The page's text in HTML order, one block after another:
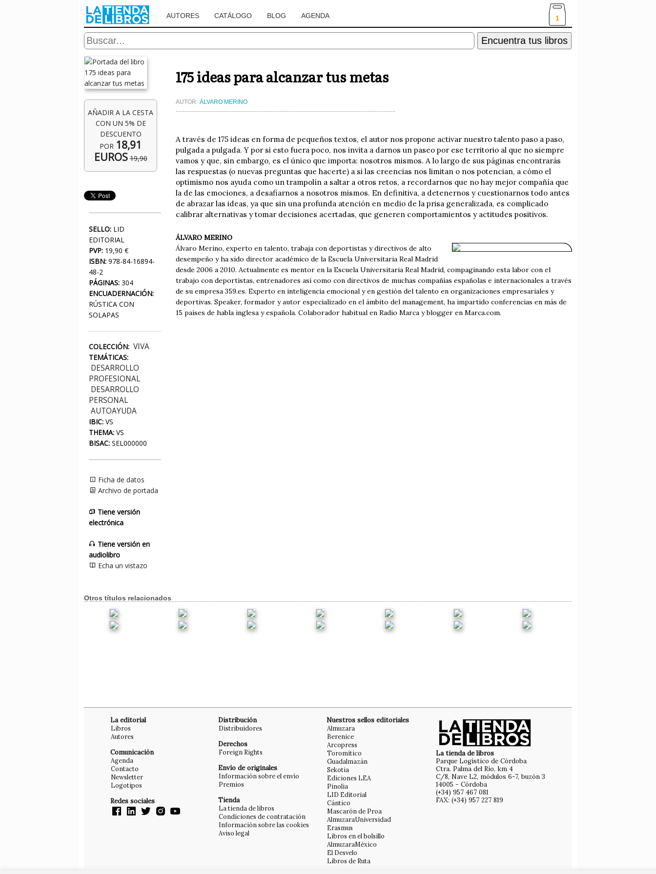
AUTORES CATÁLOGO BLOG AGENDA 1
Encuentra tus libros
AÑADIR A LA CESTA
CON UN 5% DE
DESCUENTO
POR 18,91
EUROS 19,90
SELLO: LID
EDITORIAL
PVP: 19,90 €
ISBN: 978-84-16894-
48-2
PÁGINAS: 304
ENCUADERNACIÓN:
RÚSTICA CON
SOLAPAS
COLECCIÓN: VIVA
TEMÁTICAS:
DESARROLLO
PROFESIONAL
DESARROLLO
PERSONAL
AUTOAYUDA
IBIC: VS
THEMA: VS
BISAC: SEL000000
Ficha de datos
Archivo de portada
Tiene versión
electrónica
Tiene versión en
audiolibro
Echa un vistazo
175 ideas para alcanzar tus metas
AUTOR: ÁLVARO MERINO
A través de 175 ideas en forma de pequeños textos, el autor nos propone activar nuestro talento paso a paso,
pulgada a pulgada. Y por si esto fuera poco, nos invita a darnos un paseo por ese territorio al que no siempre
vamos y que, sin embargo, es el único que importa: nosotros mismos. A lo largo de sus páginas encontrarás
las respuestas (o nuevas preguntas que hacerte) a si las creencias nos limitan o nos potencian, a cómo el
optimismo nos ayuda como un trampolín a saltar a otros retos, a recordarnos que no hay mejor compañía que
la de las emociones, a desafiarnos a nosotros mismos. En definitiva, a detenernos y cuestionarnos todo antes
de abrazar las ideas, ya que sin una profunda atención en medio de la prisa generalizada, es complicado
calibrar alternativas y tomar decisiones acertadas, que generen comportamientos y actitudes positivos.
ÁLVARO MERINO
Álvaro Merino, experto en talento, trabaja con deportistas y directivos de alto
desempeño y ha sido director académico de la Escuela Universitaria Real Madrid
desde 2006 a 2010. Actualmente es mentor en la Escuela Universitaria Real Madrid, compaginando esta labor con el
trabajo con deportistas, entrenadores así como con directivos de muchas compañías españolas e internacionales a través
de su empresa 359.es. Experto en inteligencia emocional y en gestión del talento en organizaciones empresariales y
deportivas. Speaker, formador y autor especializado en el ámbito del management, ha impartido conferencias en más de
15 países de habla inglesa y española. Colaborador habitual en Radio Marca y blogger en Marca.com.
Otros títulos relacionados
La editorial
Libros
Autores
Comunicación
Agenda
Contacto
Newsletter
Logotipos
Redes sociales
Distribución
Distribuidores
Derechos
Foreign Rights
Envío de originales
Información sobre el envío
Premios
Tienda
La tienda de libros
Condiciones de contratación
Información sobre las cookies
Aviso legal
Nuestros sellos editoriales
Almuzara
Berenice
Arcopress
Toromítico
Guadalmazán
Sekotia
Ediciones LEA
Pinolia
LID Editorial
Cántico
Mascarón de Proa
AlmuzaraUniversidad
Erasmus
Libros en el bolsillo
AlmuzaraMéxico
El Desvelo
Libros de Ruta
La tienda de libros
Parque Logístico de Córdoba
Ctra. Palma del Río, km 4
C/8, Nave L2, módulos 6-7, buzón 3
14005 - Córdoba
(+34) 957 467 081
FAX: (+34) 957 227 819